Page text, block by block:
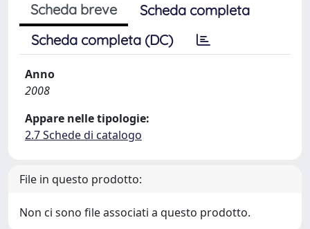
Scheda breve
Scheda completa
Scheda completa (DC)
Anno
2008
Appare nelle tipologie:
2.7 Schede di catalogo
File in questo prodotto:
Non ci sono file associati a questo prodotto.